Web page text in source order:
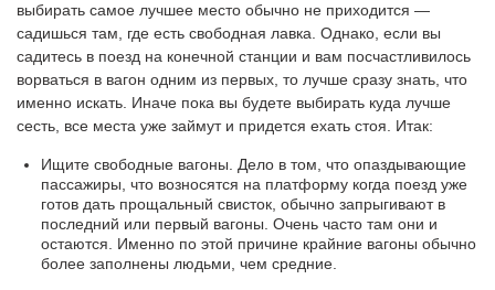
выбирать самое лучшее место обычно не приходится —
садишься там, где есть свободная лавка. Однако, если вы
садитесь в поезд на конечной станции и вам посчастливилось
ворваться в вагон одним из первых, то лучше сразу знать, что
именно искать. Иначе пока вы будете выбирать куда лучше
сесть, все места уже займут и придется ехать стоя. Итак:
Ищите свободные вагоны. Дело в том, что опаздывающие
пассажиры, что возносятся на платформу когда поезд уже
готов дать прощальный свисток, обычно запрыгивают в
последний или первый вагоны. Очень часто там они и
остаются. Именно по этой причине крайние вагоны обычно
более заполнены людьми, чем средние.